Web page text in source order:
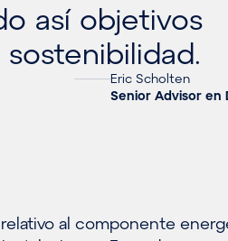
así objetivos
Eric Scholten
Senior Advisor en
al componente